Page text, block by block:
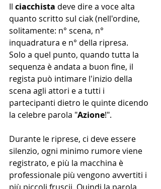
Il ciacchista deve dire a voce alta
quanto scritto sul ciak (nell'ordine,
solitamente: n° scena, n°
inquadratura e n° della ripresa.
Solo a quel punto, quando tutta la
sequenza è andata a buon fine, il
regista può intimare l'inizio della
scena agli attori e a tutti i
partecipanti dietro le quinte dicendo
la celebre parola "Azione!".
Durante le riprese, ci deve essere
silenzio, ogni minimo rumore viene
registrato, e più la macchina è
professionale più vengono avvertiti i